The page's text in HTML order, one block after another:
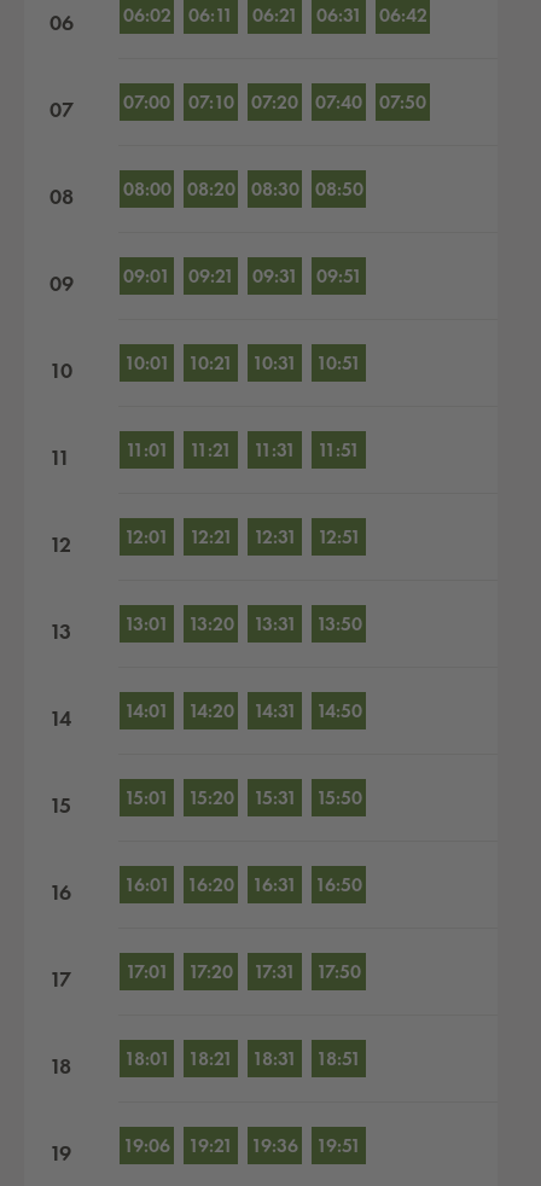
06 06:02 06:11 06:21 06:31 06:42
07 07:00 07:10 07:20 07:40 07:50
08 08:00 08:20 08:30 08:50
09 09:01 09:21 09:31 09:51
10 10:01 10:21 10:31 10:51
11 11:01 11:21 11:31 11:51
12 12:01 12:21 12:31 12:51
13 13:01 13:20 13:31 13:50
14 14:01 14:20 14:31 14:50
15 15:01 15:20 15:31 15:50
16 16:01 16:20 16:31 16:50
17 17:01 17:20 17:31 17:50
18 18:01 18:21 18:31 18:51
19 19:06 19:21 19:36 19:51